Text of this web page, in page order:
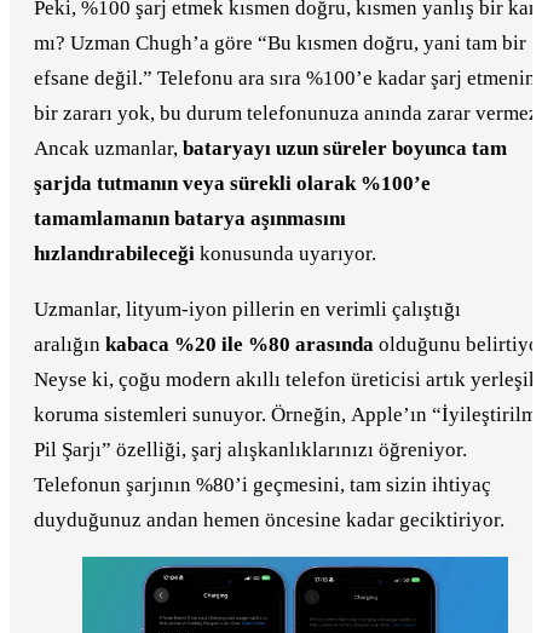
Peki, %100 şarj etmek kısmen doğru, kısmen yanlış bir
mı? Uzman Chugh’a göre “Bu kısmen doğru, yani tam bir
efsane değil.” Telefonu ara sıra %100’e kadar şarj etmenin
bir zararı yok, bu durum telefonunuza anında zarar vermez.
Ancak uzmanlar, bataryayı uzun süreler boyunca tam
şarjda tutmanın veya sürekli olarak %100’e
tamamlamanın batarya aşınmasını
hızlandırabileceği konusunda uyarıyor.
Uzmanlar, lityum-iyon pillerin en verimli çalıştığı
aralığın kabaca %20 ile %80 arasında olduğunu
Neyse ki, çoğu modern akıllı telefon üreticisi artık yerleşik
koruma sistemleri sunuyor. Örneğin, Apple’ın
Pil Şarjı” özelliği, şarj alışkanlıklarınızı öğreniyor.
Telefonun şarjının %80’i geçmesini, tam sizin ihtiyaç
duyduğunuz andan hemen öncesine kadar geciktiriyor.